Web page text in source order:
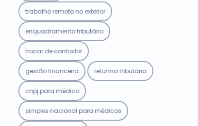
trabalho remoto no exterior
enquadramento tributário
trocar de contador
gestão financeira reforma tributária
cnpj para médico
simples nacional para médicos